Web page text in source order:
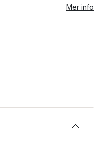
Mer info